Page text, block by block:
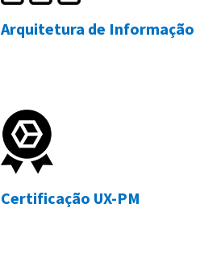
Arquitetura de Informação
Certificação UX-PM